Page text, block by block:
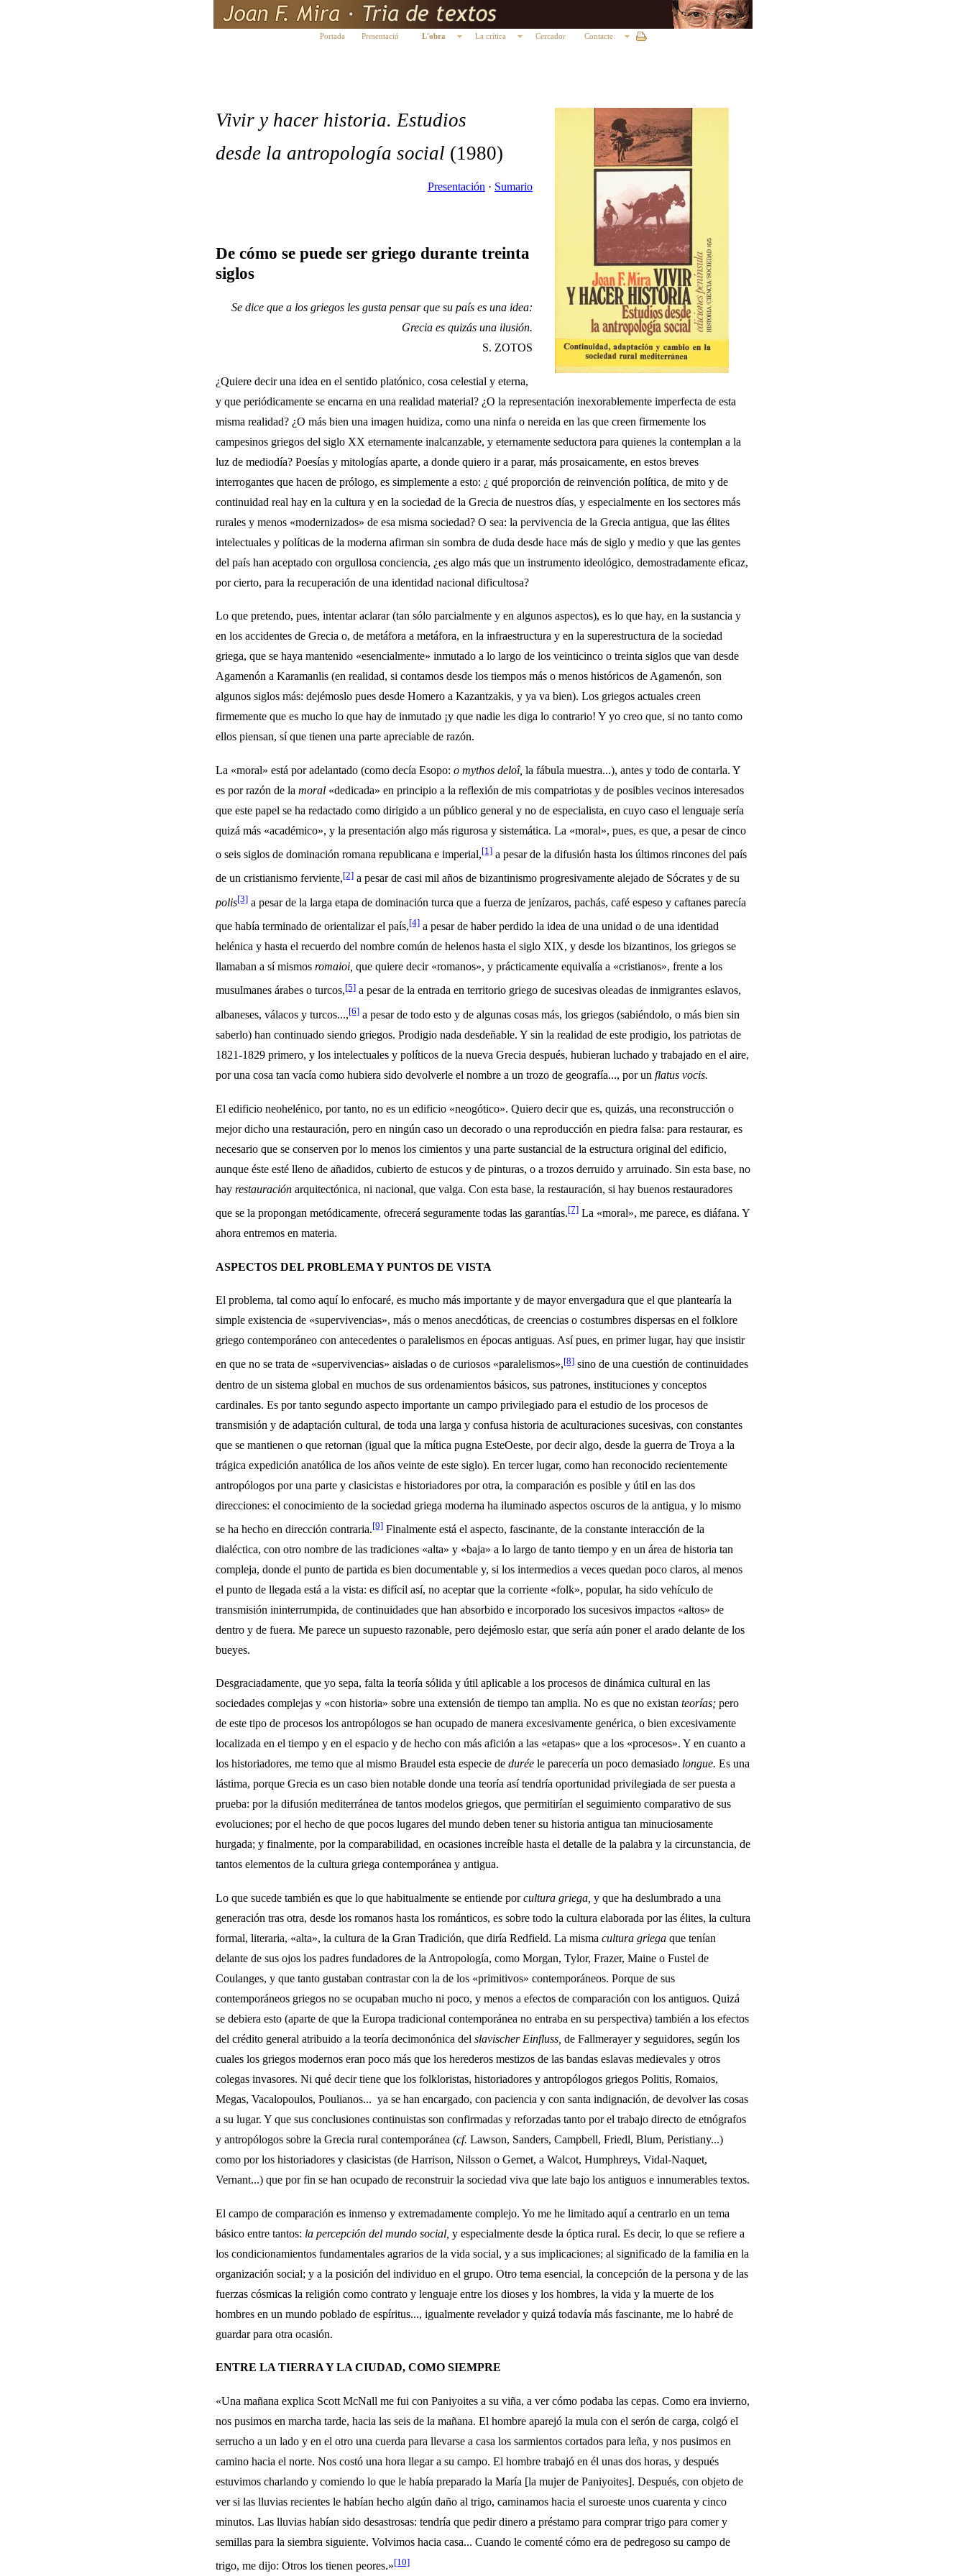
Portada Presentació L'obra La crítica Cercador Contacte
Vivir y hacer historia. Estudios
desde la antropología social (1980)
Presentación · Sumario
De cómo se puede ser griego durante treinta
siglos
Se dice que a los griegos les gusta pensar que su país es una idea:
Grecia es quizás una ilusión.
S. ZOTOS
¿Quiere decir una idea en el sentido platónico, cosa celestial y eterna,
y que periódicamente se encarna en una realidad material? ¿O la representación inexorable­mente imperfecta de esta
misma realidad? ¿O más bien una imagen huidiza, como una ninfa o nereida en las que creen firmemente los
campesinos griegos del si­glo XX eternamente inalcanzable, y eternamente seduc­tora para quienes la contemplan a la
luz de mediodía? Poesías y mitologías aparte, a donde quiero ir a parar, más prosaicamente, en estos breves
interrogantes que hacen de prólogo, es simplemente a esto: ¿ qué propor­ción de reinvención política, de mito y de
continuidad real hay en la cultura y en la sociedad de la Grecia de nuestros días, y especialmente en los sectores más
rura­les y menos «modernizados» de esa misma sociedad? O sea: la pervivencia de la Grecia antigua, que las élites
intelectuales y políticas de la moderna afirman sin sombra de duda desde hace más de siglo y medio y que las gentes
del país han aceptado con orgullosa conciencia, ¿es algo más que un instrumento ideológico, demostra­damente eficaz,
por cierto, para la recuperación de una identidad nacional dificultosa?
Lo que pretendo, pues, intentar aclarar (tan sólo par­cialmente y en algunos aspectos), es lo que hay, en la sus­tancia y
en los accidentes de Grecia o, de metáfora a metáfora, en la infraestructura y en la superestructura de la sociedad
griega, que se haya mantenido «esencialmente» inmutado a lo largo de los veinticinco o treinta siglos que van desde
Agamenón a Karamanlis (en reali­dad, si contamos desde los tiempos más o menos histó­ricos de Agamenón, son
algunos siglos más: dejémoslo pues desde Homero a Kazantzakis, y ya va bien). Los griegos actuales creen
firmemente que es mucho lo que hay de inmutado ¡y que nadie les diga lo contrario! Y yo creo que, si no tanto como
ellos piensan, sí que tienen una parte apreciable de razón.
La «moral» está por adelantado (como decía Esopo: o mythos deloî, la fábula muestra...), antes y todo de contarla. Y
es por razón de la moral «dedicada» en principio a la reflexión de mis compatriotas y de posibles vecinos interesados
que este papel se ha redactado como dirigido a un público general y no de especialista, en cuyo caso el lenguaje sería
quizá más «académico», y la presentación algo más rigurosa y sistemática. La «mo­ral», pues, es que, a pesar de cinco
o seis siglos de domi­nación romana republicana e imperial,[1] a pesar de la difusión hasta los últimos rincones del país
de un cris­tianismo ferviente,[2] a pesar de casi mil años de bizanti­nismo progresivamente alejado de Sócrates y de su
polis[3] a pesar de la larga etapa de dominación turca que a fuerza de jenízaros, pachás, café espeso y caftanes pa­recía
que había terminado de orientalizar el país,[4] a pesar de haber perdido la idea de una unidad o de una identi­dad
helénica y hasta el recuerdo del nombre común de helenos hasta el siglo XIX, y desde los bizantinos, los griegos se
llamaban a sí mismos romaioi, que quiere de­cir «romanos», y prácticamente equivalía a «cristianos», frente a los
musulmanes árabes o turcos,[5] a pesar de la entrada en territorio griego de sucesivas oleadas de inmi­grantes eslavos,
albaneses, válacos y turcos...,[6] a pesar de todo esto y de algunas cosas más, los griegos (sabién­dolo, o más bien sin
saberlo) han continuado siendo griegos. Prodigio nada desdeñable. Y sin la realidad de este prodigio, los patriotas de
1821-1829 primero, y los intelectuales y políticos de la nueva Grecia después, hu­bieran luchado y trabajado en el aire,
por una cosa tan vacía como hubiera sido devolverle el nombre a un trozo de geografía..., por un flatus vocis.
El edificio neohelénico, por tanto, no es un edificio «neogótico». Quiero decir que es, quizás, una reconstruc­ción o
mejor dicho una restauración, pero en ningún caso un decorado o una reproducción en piedra falsa: para restaurar, es
necesario que se conserven por lo menos los cimientos y una parte sustancial de la estructura original del edificio,
aunque éste esté lleno de añadidos, cubierto de estucos y de pinturas, o a trozos derruido y arruinado. Sin esta base, no
hay restauración arquitectónica, ni na­cional, que valga. Con esta base, la restauración, si hay buenos restauradores
que se la propongan metódicamente, ofrecerá seguramente todas las garantías.[7] La «moral», me parece, es diáfana. Y
ahora entremos en materia.
ASPECTOS DEL PROBLEMA Y PUNTOS DE VISTA
El problema, tal como aquí lo enfocaré, es mucho más importante y de mayor envergadura que el que plantearía la
simple existencia de «supervivencias», más o menos anecdóticas, de creencias o costumbres dispersas en el folklore
griego contemporáneo con antecedentes o para­lelismos en épocas antiguas. Así pues, en primer lugar, hay que insistir
en que no se trata de «supervivencias» aisladas o de curiosos «paralelismos»,[8] sino de una cues­tión de continuidades
dentro de un sistema global en muchos de sus ordenamientos básicos, sus patrones, instituciones y conceptos
cardinales. Es por tanto segundo aspecto importante un campo privilegiado para el es­tudio de los procesos de
transmisión y de adaptación cultural, de toda una larga y confusa historia de acultu­raciones sucesivas, con constantes
que se mantienen o que retornan (igual que la mítica pugna EsteOeste, por decir algo, desde la guerra de Troya a la
trágica expedi­ción anatólica de los años veinte de este siglo). En tercer lugar, como han reconocido recientemente
antropólogos por una parte y clasicistas e historiadores por otra, la comparación es posible y útil en las dos
direcciones: el conocimiento de la sociedad griega moderna ha iluminado aspectos oscuros de la antigua, y lo mismo
se ha hecho en dirección contraria.[9] Finalmente está el aspecto, fasci­nante, de la constante interacción de la
dialéctica, con otro nombre de las tradiciones «alta» y «baja» a lo largo de tanto tiempo y en un área de historia tan
com­pleja, donde el punto de partida es bien documentable y, si los intermedios a veces quedan poco claros, al me­nos
el punto de llegada está a la vista: es difícil así, no aceptar que la corriente «folk», popular, ha sido vehículo de
transmisión ininterrumpida, de continuidades que han absorbido e incorporado los sucesivos impactos «altos» de
dentro y de fuera. Me parece un supuesto razonable, pero dejémoslo estar, que sería aún poner el arado de­lante de los
bueyes.
Desgraciadamente, que yo sepa, falta la teoría sólida y útil aplicable a los procesos de dinámica cultural en las
sociedades complejas y «con historia» sobre una exten­sión de tiempo tan amplia. No es que no existan teorías; pero
de este tipo de procesos los antropólogos se han ocupado de manera excesivamente genérica, o bien exce­sivamente
localizada en el tiempo y en el espacio y de hecho con más afición a las «etapas» que a los «proce­sos». Y en cuanto a
los historiadores, me temo que al mismo Braudel esta especie de durée le parecería un poco demasiado longue. Es una
lástima, porque Grecia es un caso bien notable donde una teoría así tendría oportunidad privilegiada de ser puesta a
prueba: por la difusión mediterránea de tantos modelos griegos, que permitirían el seguimiento comparativo de sus
evolucio­nes; por el hecho de que pocos lugares del mundo deben tener su historia antigua tan minuciosamente
hurgada; y finalmente, por la comparabilidad, en ocasiones increí­ble hasta el detalle de la palabra y la circunstancia, de
tantos elementos de la cultura griega contemporánea y antigua.
Lo que sucede también es que lo que habitualmente se entiende porcultura griega, y que ha deslumbrado a una
generación tras otra, desde los romanos hasta los románticos, es sobre todo la cultura elaborada por las élites, la cultura
formal, literaria, «alta», la cultura de la Gran Tradición, que diría Redfield. La misma cultura griega que tenían
delante de sus ojos los padres funda­dores de la Antropología, como Morgan, Tylor, Frazer, Maine o Fustel de
Coulanges, y que tanto gustaban con­trastar con la de los «primitivos» contemporáneos. Por­que de sus
contemporáneos griegos no se ocupaban mu­cho ni poco, y menos a efectos de comparación con los antiguos. Quizá
se debiera esto (aparte de que la Europa tradicional contemporánea no entraba en su perspec­tiva) también a los efectos
del crédito general atribuido a la teoría decimonónica del slavischer Einfluss, de Fallmerayer y seguidores, según los
cuales los griegos mo­dernos eran poco más que los herederos mestizos de las bandas eslavas medievales y otros
colegas invasores. Ni qué decir tiene que los folkloristas, historiadores y an­tropólogos griegos Politis, Romaios,
Megas, Vacalopoulos, Poulianos...  ya se han encargado, con paciencia y con santa indignación, de devolver las cosas
a su lugar. Y que sus conclusiones continuistas son confirmadas y reforzadas tanto por el trabajo directo de etnógrafos
y antropólogos sobre la Grecia rural contemporánea (cf. Lawson, Sanders, Campbell, Friedl, Blum, Peristiany...)
como por los historiadores y clasicistas (de Harrison, Nilsson o Gernet, a Walcot, Humphreys, Vidal-Naquet,
Vernant...) que por fin se han ocupado de reconstruir la sociedad viva que late bajo los antiguos e innumera­bles textos.
El campo de comparación es inmenso y extremada­mente complejo. Yo me he limitado aquí a centrarlo en un tema
básico entre tantos: la percepción del mundo social, y especialmente desde la óptica rural. Es decir, lo que se refiere a
los condicionamientos fundamentales agrarios de la vida social, y a sus implicaciones; al significado de la familia en la
organización social; y a la posición del individuo en el grupo. Otro tema esencial, la concepción de la persona y de las
fuerzas cósmicas la religión como contrato y lenguaje entre los dioses y los hombres, la vida y la muerte de los
hombres en un mun­do poblado de espíritus..., igualmente revelador y qui­zá todavía más fascinante, me lo habré de
guardar para otra ocasión.
ENTRE LA TIERRA Y LA CIUDAD, COMO SIEMPRE
«Una mañana explica Scott McNall me fui con Paniyoites a su viña, a ver cómo podaba las cepas. Como era invierno,
nos pusimos en marcha tarde, hacia las seis de la mañana. El hombre aparejó la mula con el serón de carga, colgó el
serrucho a un lado y en el otro una cuerda para llevarse a casa los sarmientos cortados para leña, y nos pusimos en
camino hacia el norte. Nos costó una hora llegar a su campo. El hombre trabajó en él unas dos horas, y después
estuvimos charlando y co­miendo lo que le había preparado la María [la mujer de Paniyoites]. Después, con objeto de
ver si las lluvias recientes le habían hecho algún daño al trigo, caminamos hacia el suroeste unos cuarenta y cinco
minutos. Las llu­vias habían sido desastrosas: tendría que pedir dinero a préstamo para comprar trigo para comer y
semillas para la siembra siguiente. Volvimos hacia casa... Cuando le comenté cómo era de pedregoso su campo de
trigo, me dijo: Otros los tienen peores.»[10]